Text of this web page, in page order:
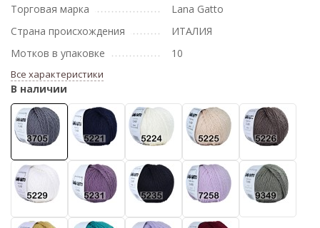
Торговая марка
Lana Gatto
Страна происхождения
ИТАЛИЯ
Мотков в упаковке
10
Все характеристики
В наличии